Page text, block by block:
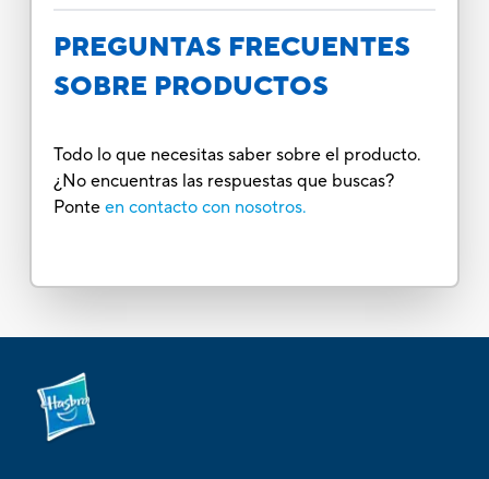
PREGUNTAS FRECUENTES
SOBRE PRODUCTOS
Todo lo que necesitas saber sobre el producto.
¿No encuentras las respuestas que buscas?
Ponte en contacto con nosotros.